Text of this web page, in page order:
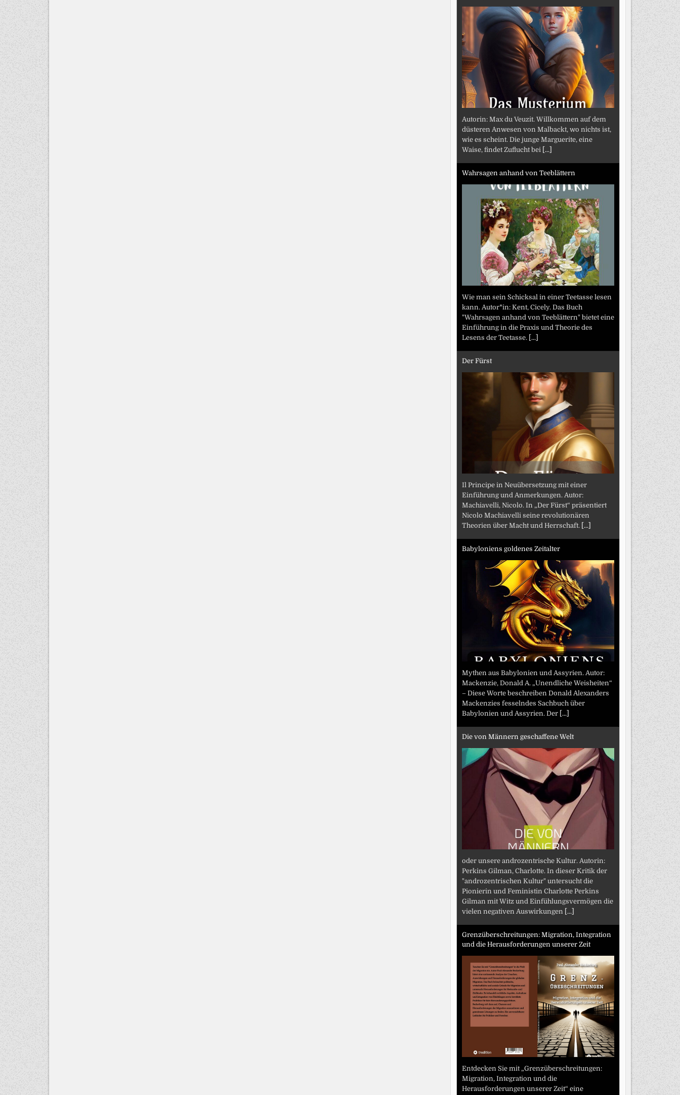
Autorin: Max du Veuzit. Willkommen auf dem
düsteren Anwesen von Malbackt, wo nichts ist,
wie es scheint. Die junge Marguerite, eine
Waise, findet Zuflucht bei [...]
Wahrsagen anhand von Teeblättern
Wie man sein Schicksal in einer Teetasse lesen
kann. Autor*in: Kent, Cicely. Das Buch
"Wahrsagen anhand von Teeblättern" bietet eine
Einführung in die Praxis und Theorie des
Lesens der Teetasse. [...]
Der Fürst
Il Principe in Neuübersetzung mit einer
Einführung und Anmerkungen. Autor:
Machiavelli, Nicolo. In „Der Fürst“ präsentiert
Nicolo Machiavelli seine revolutionären
Theorien über Macht und Herrschaft. [...]
Babyloniens goldenes Zeitalter
Mythen aus Babylonien und Assyrien. Autor:
Mackenzie, Donald A. „Unendliche Weisheiten“
– Diese Worte beschreiben Donald Alexanders
Mackenzies fesselndes Sachbuch über
Babylonien und Assyrien. Der [...]
Die von Männern geschaffene Welt
oder unsere androzentrische Kultur. Autorin:
Perkins Gilman, Charlotte. In dieser Kritik der
"androzentrischen Kultur" untersucht die
Pionierin und Feministin Charlotte Perkins
Gilman mit Witz und Einfühlungsvermögen die
vielen negativen Auswirkungen [...]
Grenzüberschreitungen: Migration, Integration
und die Herausforderungen unserer Zeit
Entdecken Sie mit „Grenzüberschreitungen:
Migration, Integration und die
Herausforderungen unserer Zeit“ eine